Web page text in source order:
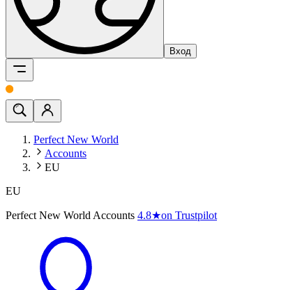
Вход
Perfect New World
Accounts
EU
EU
Perfect New World Accounts 4.8★on Trustpilot